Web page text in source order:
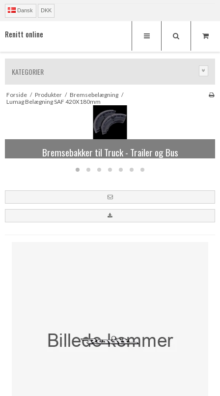
Dansk DKK
Renitt online
KATEGORIER
Forside / Produkter / Bremsebelægning /
Lumag Belægning SAF 420X180mm
Bremsebakker til Truck - Trailer og Bus
Reparationssæt og løsdele til Knorr kaliber